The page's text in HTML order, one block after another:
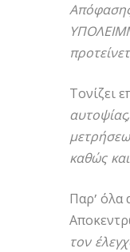
Τονίζει
καθώς και
Παρ’ όλα
τον